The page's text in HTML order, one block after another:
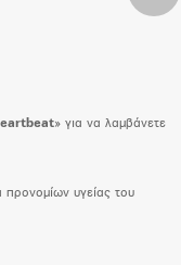
» για να λαμβάνετε
υγείας του